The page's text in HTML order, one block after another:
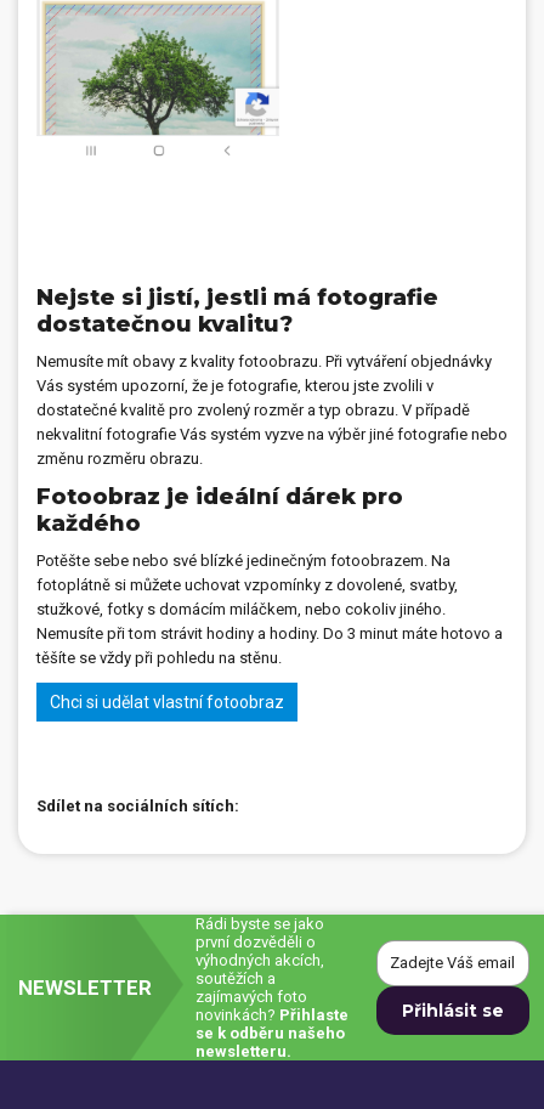
Nejste si jistí, jestli má fotografie
dostatečnou kvalitu?
Nemusíte mít obavy z kvality fotoobrazu. Při vytváření objednávky
Vás systém upozorní, že je fotografie, kterou jste zvolili v
dostatečné kvalitě pro zvolený rozměr a typ obrazu. V případě
nekvalitní fotografie Vás systém vyzve na výběr jiné fotografie nebo
změnu rozměru obrazu.
Fotoobraz je ideální dárek pro
každého
Potěšte sebe nebo své blízké jedinečným fotoobrazem. Na
fotoplátně si můžete uchovat vzpomínky z dovolené, svatby,
stužkové, fotky s domácím miláčkem, nebo cokoliv jiného.
Nemusíte při tom strávit hodiny a hodiny. Do 3 minut máte hotovo a
těšíte se vždy při pohledu na stěnu.
Chci si udělat vlastní fotoobraz
Sdílet na sociálních sítích:
NEWSLETTER
Rádi byste se jako
první dozvěděli o
výhodných akcích,
soutěžích a
zajímavých foto
novinkách? Přihlaste
se k odběru našeho
newsletteru.